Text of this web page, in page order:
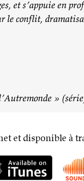
et s’appuie en
le conflit,
»
et disponible à